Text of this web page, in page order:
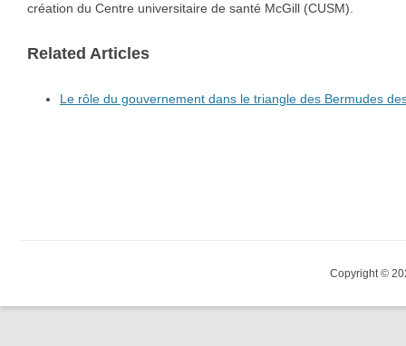
création du Centre universitaire de santé McGill (CUSM).
Related Articles
Le rôle du gouvernement dans le triangle des Bermudes
Copyright ©